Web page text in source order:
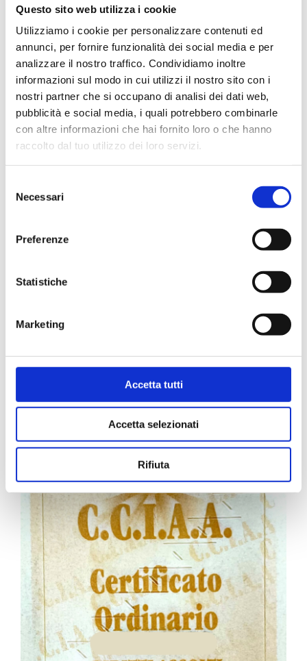
Questo sito web utilizza i cookie
Utilizziamo i cookie per personalizzare contenuti ed
annunci, per fornire funzionalità dei social media e per
analizzare il nostro traffico. Condividiamo inoltre
informazioni sul modo in cui utilizzi il nostro sito con i
nostri partner che si occupano di analisi dei dati web,
pubblicità e social media, i quali potrebbero combinarle
con altre informazioni che hai fornito loro o che hanno
raccolto dal tuo utilizzo dei loro servizi.
delNecessari
Preferenze
Statistiche
Marketing
Accetta tutti
Accetta selezionati
Rifiuta
Carta Filigranata CCIAA
24,40€